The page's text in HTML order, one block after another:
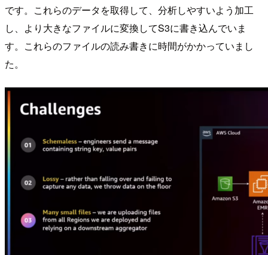
です。これらのデータを取得して、分析しやすいよう加工
し、より大きなファイルに変換してS3に書き込んでいま
す。これらのファイルの読み書きに時間がかかっていまし
た。